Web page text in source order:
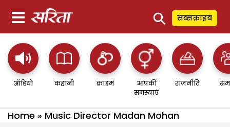
⚲ सब्सक्राइब
ऑडियो कहानी क्राइम
आपकी
समस्याएं
राजनीति
Home » Music Director Madan Mohan